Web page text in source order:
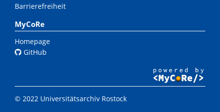
Barrierefreiheit
MyCoRe
Homepage
GitHub
© 2022 Universitätsarchiv Rostock